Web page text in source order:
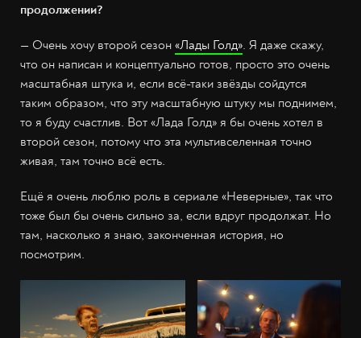
продолжении?
— Очень хочу второй сезон «Лады Голд». Я даже скажу,
что он написан и концептуально готов, просто это очень
масштабная штука и, если всё-таки звёзды сойдутся
таким образом, что эту масштабную штуку мы поднимем,
то я буду счастлив. Вот «Лада Голд» я бы очень хотел в
второй сезон, потому что эта мультивселенная точно
живая, там точно всё есть.
Ещё я очень люблю роль в сериале «Неверные», так что
тоже был бы очень сильно за, если вдруг продолжат. Но
там, насколько я знаю, законченная история, но
посмотрим.